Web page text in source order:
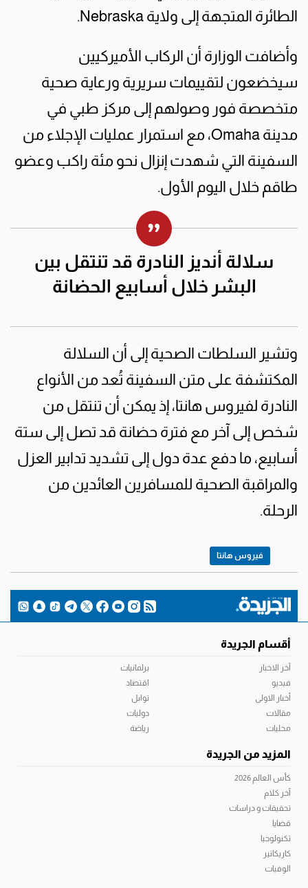
الطائرة المتجهة إلى ولاية Nebraska.
وأضافت الوزارة أن الركاب الأميركيين
سيخضعون لتقييمات سريرية ورعاية صحية
متخصصة فور وصولهم إلى مركز طبي في
مدينة Omaha، مع استمرار عمليات الإجلاء من
السفينة التي شهدت إنزال نحو مئة راكب وعضو
طاقم خلال اليوم الأول.
سلالة أنديز النادرة قد تنتقل بين
البشر خلال أسابيع الحضانة
وتشير السلطات الصحية إلى أن السلالة
المكتشفة على متن السفينة تُعد من الأنواع
النادرة لفيروس هانتا، إذ يمكن أن تنتقل من
شخص إلى آخر مع فترة حضانة قد تصل إلى ستة
أسابيع، ما دفع عدة دول إلى تشديد تدابير العزل
والمراقبة الصحية للمسافرين العائدين من
الرحلة.
فيروس هانتا
أقسام الجريدة
آخر الاخبار
فيديو
أخبار الاولى
مقالات
محليات
برلمانيات
اقتصاد
توابل
دوليات
رياضة
المزيد من الجريدة
كأس العالم 2026
آخر كلام
تحقيقات و دراسات
قضايا
تكنولوجيا
كاريكاتير
الوفيات